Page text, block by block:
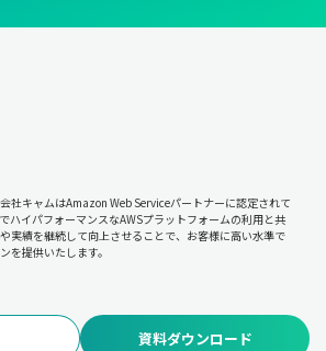
社キャムはAmazon Web Serviceパートナーに認定されて
ハイパフォーマンスなAWSプラットフォームの利用と共
実績を継続して向上させることで、お客様に高い水準で
を提供いたします。
資料ダウンロード